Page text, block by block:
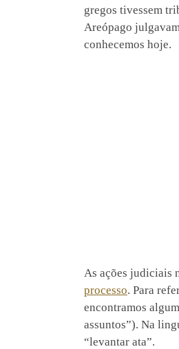
gregos tivessem
Areópago
conhecemos hoje.
As ações judiciais
processo. Para
encontramos
assuntos”). Na
“levantar ata”.